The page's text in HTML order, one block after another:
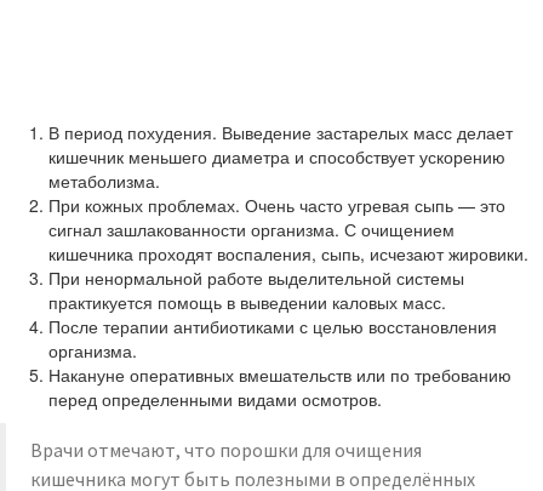
В период похудения. Выведение застарелых масс делает
кишечник меньшего диаметра и способствует ускорению
метаболизма.
При кожных проблемах. Очень часто угревая сыпь — это
сигнал зашлакованности организма. С очищением
кишечника проходят воспаления, сыпь, исчезают жировики.
При ненормальной работе выделительной системы
практикуется помощь в выведении каловых масс.
После терапии антибиотиками с целью восстановления
организма.
Накануне оперативных вмешательств или по требованию
перед определенными видами осмотров.
Врачи отмечают, что порошки для очищения
кишечника могут быть полезными в определённых